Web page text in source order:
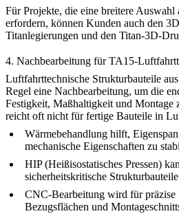
Für Projekte, die eine breitere Auswahl
erfordern, können Kunden auch den
Titanlegierungen und den Titan-3D-
4. Nachbearbeitung für TA15-
Luftfahrttechnische Strukturbauteile
Regel eine Nachbearbeitung, um die
Festigkeit, Maßhaltigkeit und
reicht oft nicht für fertige Bauteile in
Wärmebehandlung hilft,
mechanische Eigenschaften zu
HIP (Heißisostatisches Pressen)
sicherheitskritische
CNC-Bearbeitung wird für präzise
Bezugsflächen und